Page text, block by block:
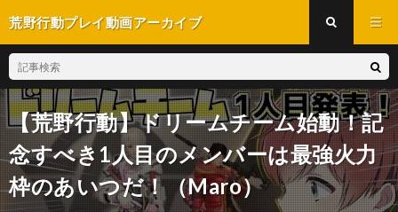
荒野行動プレイ動画アーカイブ
【荒野行動】ドリームチーム始動！記
念すべき1人目のメンバーは最強火力
枠のあいつだ！（Maro）